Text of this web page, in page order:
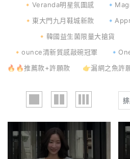
🔸Veranda明星氛圍感
🔸東大門九月鞋城新款
🔸韓國益生菌限量大搶貨
🔸ounce清新質感敲碗冠軍
🔥🔥推薦款+許願款
👉漏網之魚許